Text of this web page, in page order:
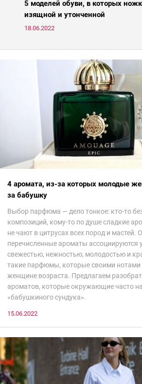
и «эксперта идеальной кожи Intercharm
5 моделей обуви, в которых
изящной и утонченной
18.06.2022
4 аромата, из-за которых молодые
за бабушку
Выбор парфюма — дело тонкое: кто-то
композиций, кому-то по душе сладкие
не чают в цитрусах всех пород и мастей.
перечисленные ароматы ассоциируются
свежестью, нежностью, молодостью и
такие парфюмы, которые своими нотами
женщине возраста. Предлагаем
ароматов, которые окружающие часто
«бабушкиного сундука».
15.06.2022